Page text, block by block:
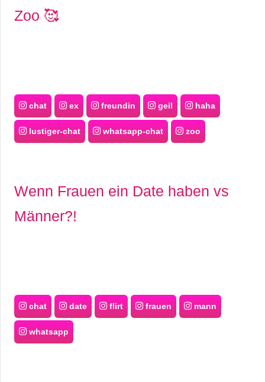
Zoo 🥰
chat ex freundin geil haha
lustiger-chat whatsapp-chat zoo
Wenn Frauen ein Date haben vs
Männer?!
chat date flirt frauen mann
whatsapp